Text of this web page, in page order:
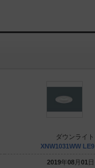
ダウンライト
XNW1031WW LE9
2019年08月 01 日